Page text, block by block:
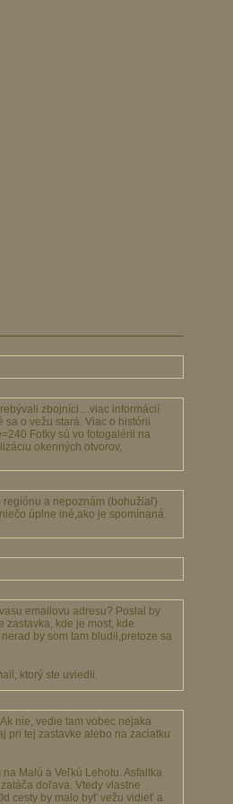
zbojníci....viac informácií
o vežu stará. Viac o histórii
Fotky sú vo fotogalérii na
okenných otvorov,
a nepoznám (bohužiaľ)
úplne iné,ako je spomínaná
emailovu adresu? Poslal by
zastavka, kde je most, kde
by som tam bludil,pretoze sa
ktorý ste uviedli.
nie, vedie tam vobec nejaka
pri tej zastavke alebo na zaciatku
Malú a Veľkú Lehotu. Asfaltka
doľava. Vtedy vlastne
cesty by malo byť vežu vidieť a